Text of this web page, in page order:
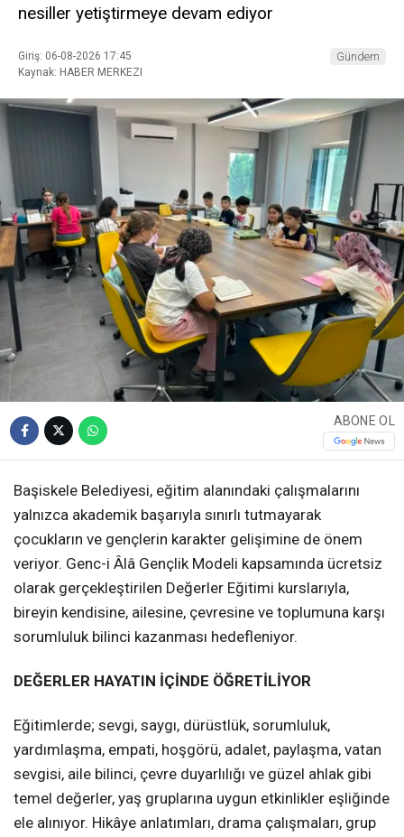
nesiller yetiştirmeye devam ediyor
Giriş: 06-08-2026 17:45
Kaynak: HABER MERKEZI
Gündem
ABONE OL
Başiskele Belediyesi, eğitim alanındaki çalışmalarını
yalnızca akademik başarıyla sınırlı tutmayarak
çocukların ve gençlerin karakter gelişimine de önem
veriyor. Genc-i Âlâ Gençlik Modeli kapsamında ücretsiz
olarak gerçekleştirilen Değerler Eğitimi kurslarıyla,
bireyin kendisine, ailesine, çevresine ve toplumuna karşı
sorumluluk bilinci kazanması hedefleniyor.
DEĞERLER HAYATIN İÇİNDE ÖĞRETİLİYOR
Eğitimlerde; sevgi, saygı, dürüstlük, sorumluluk,
yardımlaşma, empati, hoşgörü, adalet, paylaşma, vatan
sevgisi, aile bilinci, çevre duyarlılığı ve güzel ahlak gibi
temel değerler, yaş gruplarına uygun etkinlikler eşliğinde
ele alınıyor. Hikâye anlatımları, drama çalışmaları, grup